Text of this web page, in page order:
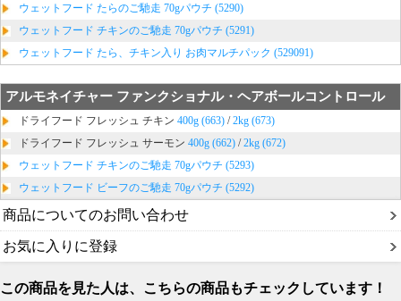
ウェットフード たらのご馳走 70gパウチ (5290)
ウェットフード チキンのご馳走 70gパウチ (5291)
ウェットフード たら、チキン入り お肉マルチパック (529091)
アルモネイチャー ファンクショナル・ヘアボールコントロール
ドライフード フレッシュ チキン 400g (663) /2kg (673)
ドライフード フレッシュ サーモン 400g (662) /2kg (672)
ウェットフード チキンのご馳走 70gパウチ (5293)
ウェットフード ビーフのご馳走 70gパウチ (5292)
商品についてのお問い合わせ
お気に入りに登録
この商品を見た人は、こちらの商品もチェックしています！